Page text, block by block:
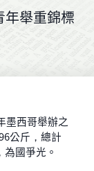
年舉重錦標
西哥舉辦之
公斤，總計
國爭光。